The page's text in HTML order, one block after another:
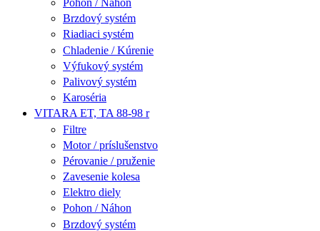
Pohon / Náhon
Brzdový systém
Riadiaci systém
Chladenie / Kúrenie
Výfukový systém
Palivový systém
Karoséria
VITARA ET, TA 88-98 r
Filtre
Motor / príslušenstvo
Pérovanie / pruženie
Zavesenie kolesa
Elektro diely
Pohon / Náhon
Brzdový systém